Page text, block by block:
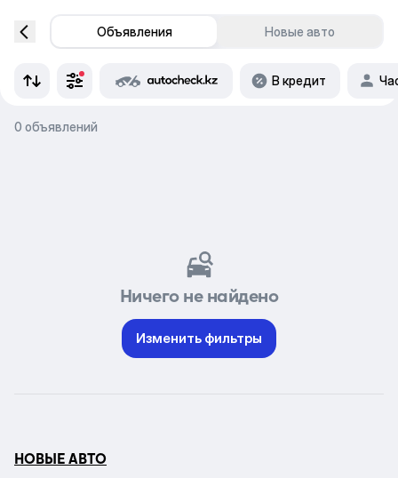
Объявления Новые авто
В кредит
0 объявлений
Ничего не найдено
Изменить фильтры
НОВЫЕ АВТО